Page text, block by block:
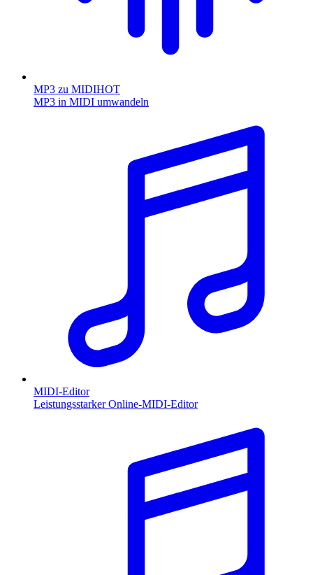
MP3 zu MIDIHOT
MP3 in MIDI umwandeln
MIDI-Editor
Leistungsstarker Online-MIDI-Editor